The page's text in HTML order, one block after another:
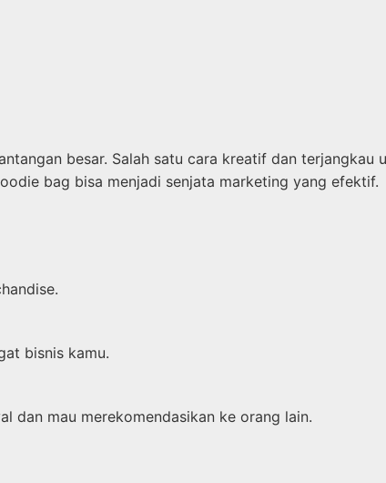
besar. Salah satu cara kreatif dan
bag bisa menjadi senjata marketing yang efektif.
bisnis kamu.
dan mau merekomendasikan ke orang lain.